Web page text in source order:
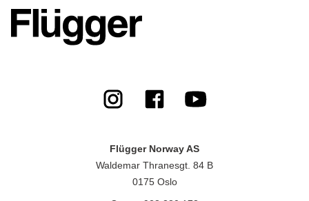
Flügger Norway AS
Waldemar Thranesgt. 84 B
0175 Oslo